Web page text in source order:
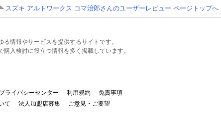
スズキ アルトワークス コマ治郎さんのユーザーレビュー ページトップへ
情報やサービスを提供するサイトです。
入検討に役立つ情報を多く掲載しています。
プライバシーセンター 利用規約
免責事項
て 法人加盟店募集
ご意見・ご要望